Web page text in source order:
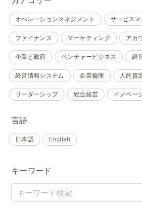
オペレーションマネジメント サービスマ
ファイナンス マーケティング アカ
企業と政府 ベンチャービジネス 経
経営情報システム 企業倫理 人的資
リーダーシップ 総合経営 イノベー
言語
日本語 English
キーワード